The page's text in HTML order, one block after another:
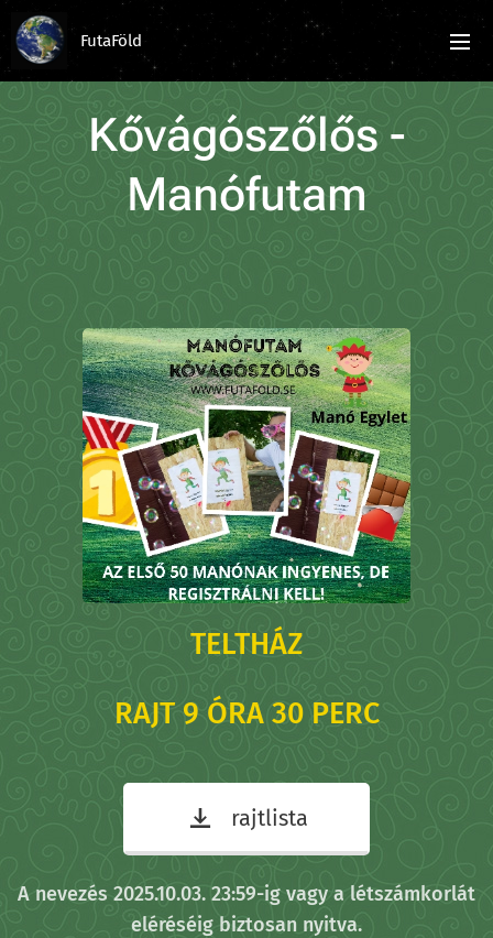
FutaFöld
Kővágószőlős -
Manófutam
TELTHÁZ
RAJT 9 ÓRA 30 PERC
rajtlista
A nevezés 2025.10.03. 23:59-ig vagy a létszámkorlát
eléréséig biztosan nyitva.